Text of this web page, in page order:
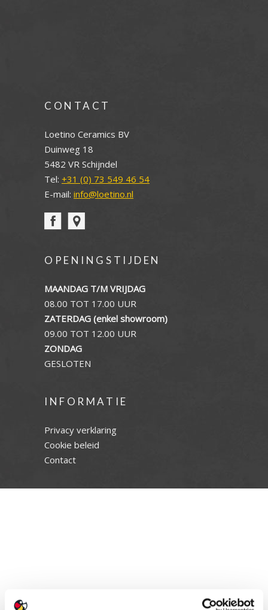
CONTACT
Loetino Ceramics BV
Duinweg 18
5482 VR Schijndel
Tel: +31 (0) 73 549 46 54
E-mail: info@loetino.nl
OPENINGSTIJDEN
MAANDAG T/M VRIJDAG
08.00 TOT 17.00 UUR
ZATERDAG (enkel showroom)
09.00 TOT 12.00 UUR
ZONDAG
GESLOTEN
INFORMATIE
Privacy verklaring
Cookie beleid
Contact